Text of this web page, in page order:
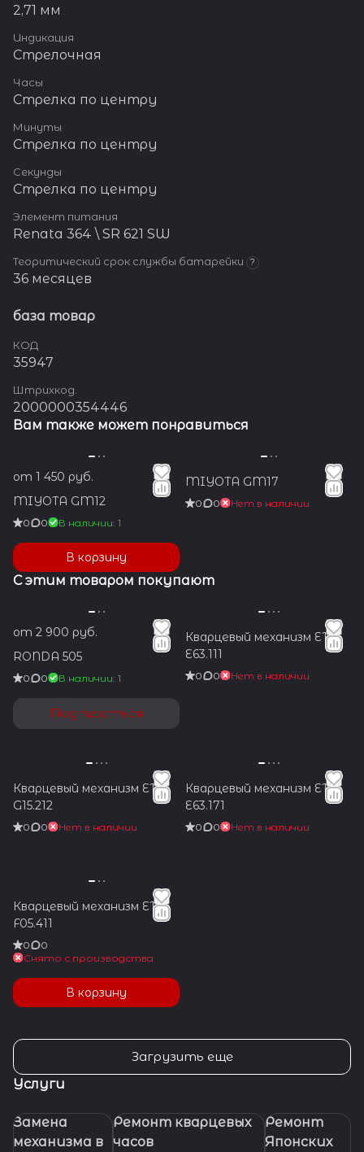
2,71 мм
Индикация
Стрелочная
Часы
Стрелка по центру
Минуты
Стрелка по центру
Секунды
Стрелка по центру
Элемент питания
Renata 364 \ SR 621 SW
Теоритический срок службы батарейки ?
36 месяцев
база товар
КОД
35947
Штрихкод.
2000000354446
Вам также может понравиться
от 1 450 руб.
MIYOTA GM12
0 0 В наличии: 1
В корзину
MIYOTA GM17
0 0 Нет в наличии
С этим товаром покупают
от 2 900 руб.
RONDA 505
0 0 В наличии: 1
Подписаться
Кварцевый механизм ETA
E63.111
0 0 Нет в наличии
Кварцевый механизм ETA
G15.212
0 0 Нет в наличии
Кварцевый механизм ETA
E63.171
0 0 Нет в наличии
Кварцевый механизм ETA
F05.411
0
0
Снято с производства
В корзину
Загрузить еще
Услуги
Замена
механизма в
Ремонт кварцевых
часов
Ремонт
Японских